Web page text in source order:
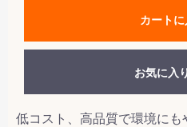
カート
お気に入
低コスト、高品質で環境にも